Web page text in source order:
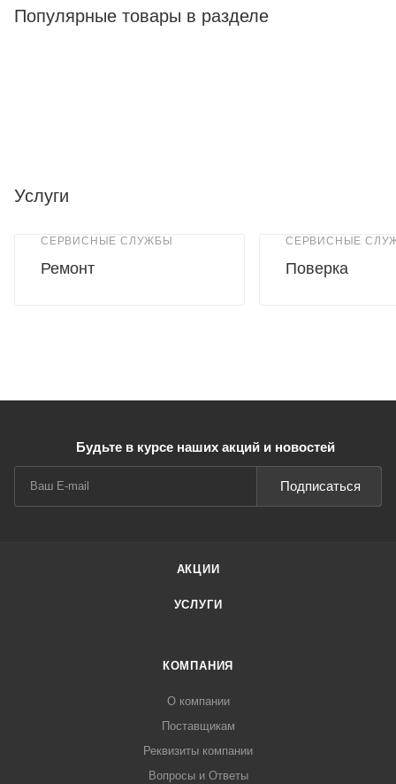
Популярные товары в разделе
Услуги
СЕРВИСНЫЕ СЛУЖБЫ
Ремонт
СЕРВИСНЫЕ
Поверка
Будьте в курсе наших акций и новостей
Подписаться
АКЦИИ
УСЛУГИ
КОМПАНИЯ
О компании
Поставщикам
Реквизиты компании
Вопросы и Ответы